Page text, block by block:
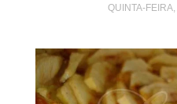
QUINTA-